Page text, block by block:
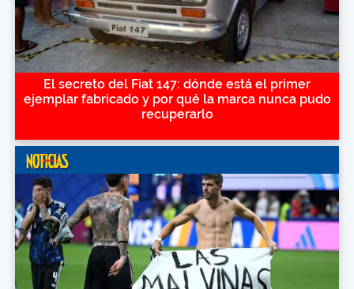
El secreto del Fiat 147: dónde está el primer
ejemplar fabricado y por qué la marca nunca pudo
recuperarlo